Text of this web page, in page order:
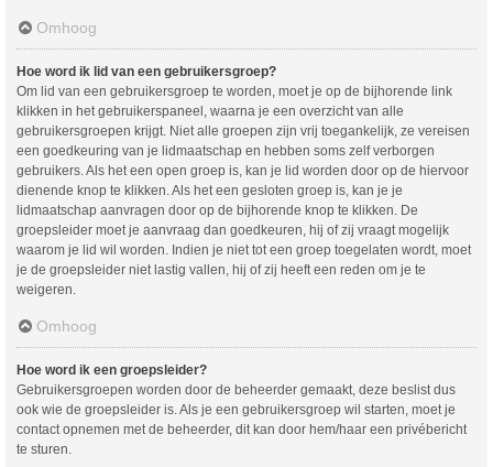
Omhoog
Hoe word ik lid van een gebruikersgroep?
Om lid van een gebruikersgroep te worden, moet je op de bijhorende link
klikken in het gebruikerspaneel, waarna je een overzicht van alle
gebruikersgroepen krijgt. Niet alle groepen zijn vrij toegankelijk, ze vereisen
een goedkeuring van je lidmaatschap en hebben soms zelf verborgen
gebruikers. Als het een open groep is, kan je lid worden door op de hiervoor
dienende knop te klikken. Als het een gesloten groep is, kan je je
lidmaatschap aanvragen door op de bijhorende knop te klikken. De
groepsleider moet je aanvraag dan goedkeuren, hij of zij vraagt mogelijk
waarom je lid wil worden. Indien je niet tot een groep toegelaten wordt, moet
je de groepsleider niet lastig vallen, hij of zij heeft een reden om je te
weigeren.
Omhoog
Hoe word ik een groepsleider?
Gebruikersgroepen worden door de beheerder gemaakt, deze beslist dus
ook wie de groepsleider is. Als je een gebruikersgroep wil starten, moet je
contact opnemen met de beheerder, dit kan door hem/haar een privébericht
te sturen.